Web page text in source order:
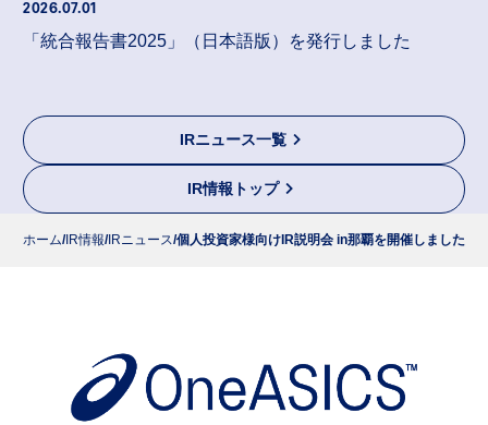
2026.07.01
「統合報告書2025」（日本語版）を発行しました
IRニュース一覧
IR情報トップ
ホーム IR情報 IRニュース 個人投資家様向けIR説明会 in那覇を開催しました